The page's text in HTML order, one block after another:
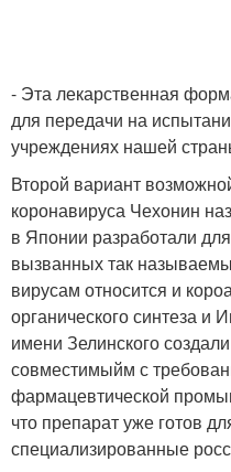
- Эта лекарственная
для передачи на
учреждениях нашей
Второй вариант
коронавируса Чехонин
в Японии разработали
вызванных так
вирусам относится и
органического синтеза и
имени Зелинского
совместимыйм с
фармацевтической
что препарат уже готов
специализированные